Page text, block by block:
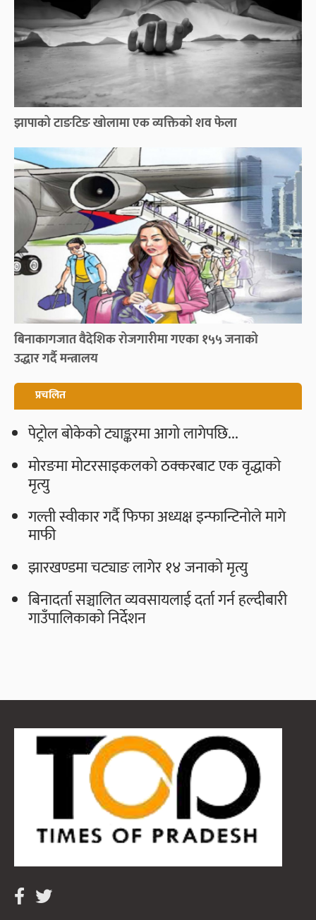
झापाको टाङटिङ खोलामा एक व्यक्तिको शव फेला
बिनाकागजात वैदेशिक रोजगारीमा गएका १५५ जनाको
उद्धार गर्दै मन्त्रालय
प्रचलित
पेट्रोल बोकेको ट्याङ्करमा आगो लागेपछि...
मोरङमा मोटरसाइकलको ठक्करबाट एक वृद्धाको
मृत्यु
गल्ती स्वीकार गर्दै फिफा अध्यक्ष इन्फान्टिनोले मागे
माफी
झारखण्डमा चट्याङ लागेर १४ जनाको मृत्यु
बिनादर्ता सञ्चालित व्यवसायलाई दर्ता गर्न हल्दीबारी
गाउँपालिकाको निर्देशन